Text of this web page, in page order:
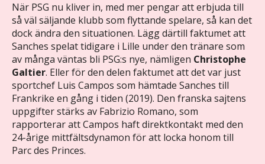
När PSG nu kliver in, med mer pengar att erbjuda till
så väl säljande klubb som flyttande spelare, så kan det
dock ändra den situationen. Lägg därtill faktumet att
Sanches spelat tidigare i Lille under den tränare som
av många väntas bli PSG:s nye, nämligen Christophe
Galtier. Eller för den delen faktumet att det var just
sportchef Luis Campos som hämtade Sanches till
Frankrike en gång i tiden (2019). Den franska sajtens
uppgifter stärks av Fabrizio Romano, som
rapporterar att Campos haft direktkontakt med den
24-årige mittfältsdynamon för att locka honom till
Parc des Princes.